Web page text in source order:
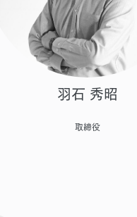
羽石 秀昭
取締役